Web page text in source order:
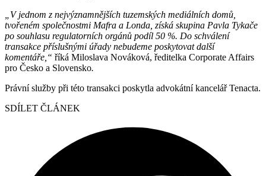
„V jednom z nejvýznamnějších tuzemských mediálních domů,
tvořeném společnostmi Mafra a Londa, získá skupina Pavla Tykače
po souhlasu regulatorních orgánů podíl 50 %. Do schválení
transakce příslušnými úřady nebudeme poskytovat další
komentáře,“ říká Miloslava Nováková, ředitelka Corporate Affairs
pro Česko a Slovensko.
Právní služby při této transakci poskytla advokátní kancelář Tenacta.
SDÍLET ČLÁNEK